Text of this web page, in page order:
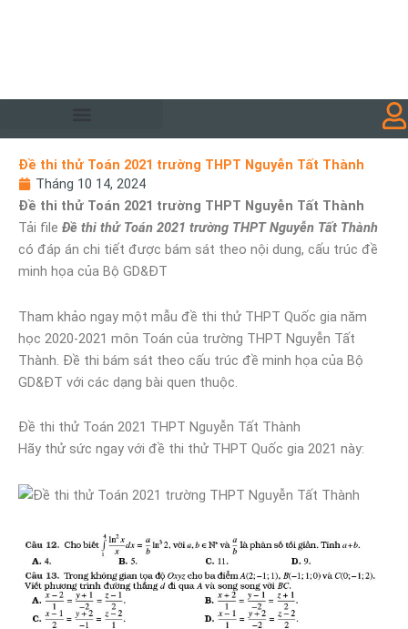
Đề thi thử Toán 2021 trường THPT Nguyễn Tất Thành
Tháng 10 14, 2024
Đề thi thử Toán 2021 trường THPT Nguyễn Tất Thành
Tải file Đề thi thử Toán 2021 trường THPT Nguyễn Tất Thành
có đáp án chi tiết được bám sát theo nội dung, cấu trúc đề
minh họa của Bộ GD&ĐT
Tham khảo ngay một mẫu đề thi thử THPT Quốc gia năm
học 2020-2021 môn Toán của trường THPT Nguyễn Tất
Thành. Đề thi bám sát theo cấu trúc đề minh họa của Bộ
GD&ĐT với các dạng bài quen thuộc.
Đề thi thử Toán 2021 THPT Nguyễn Tất Thành
Hãy thử sức ngay với đề thi thử THPT Quốc gia 2021 này: